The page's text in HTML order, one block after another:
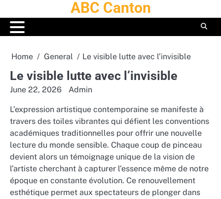
to
content
ABC Canton
Home General Le visible lutte avec l’invisible
Le visible lutte avec l’invisible
June 22, 2026 Admin
L’expression artistique contemporaine se manifeste à
travers des toiles vibrantes qui défient les conventions
académiques traditionnelles pour offrir une nouvelle
lecture du monde sensible. Chaque coup de pinceau
devient alors un témoignage unique de la vision de
l’artiste cherchant à capturer l’essence même de notre
époque en constante évolution. Ce renouvellement
esthétique permet aux spectateurs de plonger dans